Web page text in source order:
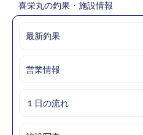
喜栄丸の釣果・施設情報
最新釣果
営業情報
１日の流れ